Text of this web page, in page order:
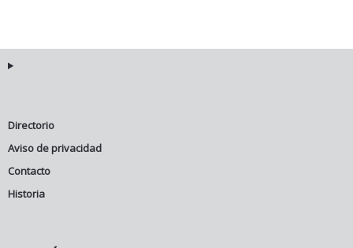
Directorio
Aviso de privacidad
Contacto
Historia